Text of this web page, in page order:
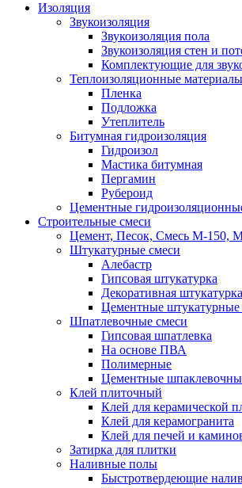
Изоляция
Звукоизоляция
Звукоизоляция пола
Звукоизоляция стен и
Комплектующие для
Теплоизоляционные материалы
Пленка
Подложка
Утеплитель
Битумная гидроизоляция
Гидроизол
Мастика битумная
Пергамин
Рубероид
Цементные
Строительные смеси
Цемент, Песок, Смесь М-150,
Штукатурные смеси
Алебастр
Гипсовая штукатурка
Декоративная штукатурка
Цементные штукатурные
Шпатлевочные смеси
Гипсовая шпатлевка
На основе ПВА
Полимерные
Цементные
Клей плиточный
Клей для керамической
Клей для керамогранита
Клей для печей и
Затирка для плитки
Наливные полы
Быстротвердеющие